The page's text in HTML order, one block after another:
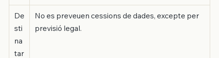
De
sti
na
tar
No es preveuen cessions de dades, excepte per
previsió legal.